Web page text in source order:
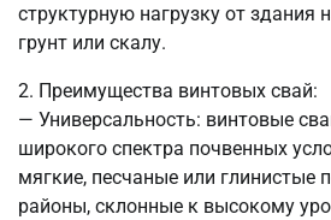
структурную нагрузку от здания
грунт или скалу.
2. Преимущества винтовых свай:
— Универсальность: винтовые
широкого спектра почвенных
мягкие, песчаные или глинистые
районы, склонные к высокому